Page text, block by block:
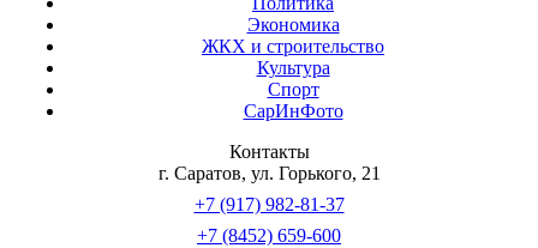
Экономика
ЖКХ и строительство
Культура
Спорт
СарИнФото
Контакты
г. Саратов, ул. Горького, 21
+7 (917) 982-81-37
+7 (8452) 659-600